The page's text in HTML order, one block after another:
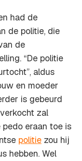
had de
de politie, die
de
“De politie
aldus
en moeder
is gebeurd
zal
pedo eraan toe is
politie zou hij
hebben. Wel